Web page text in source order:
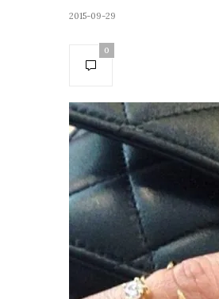
2015-09-29
0